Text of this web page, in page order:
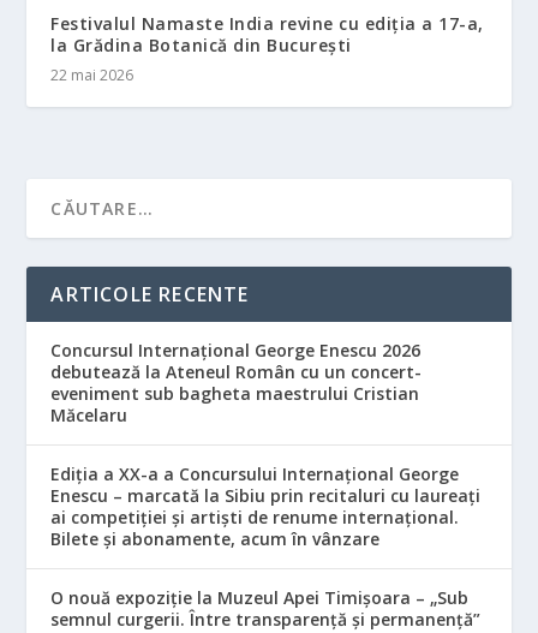
Festivalul Namaste India revine cu ediția a 17-a,
la Grădina Botanică din București
22 mai 2026
ARTICOLE RECENTE
Concursul Internațional George Enescu 2026
debutează la Ateneul Român cu un concert-
eveniment sub bagheta maestrului Cristian
Măcelaru
Ediția a XX-a a Concursului Internațional George
Enescu – marcată la Sibiu prin recitaluri cu laureați
ai competiției și artiști de renume internațional.
Bilete și abonamente, acum în vânzare
O nouă expoziție la Muzeul Apei Timișoara – „Sub
semnul curgerii. Între transparență și permanență”